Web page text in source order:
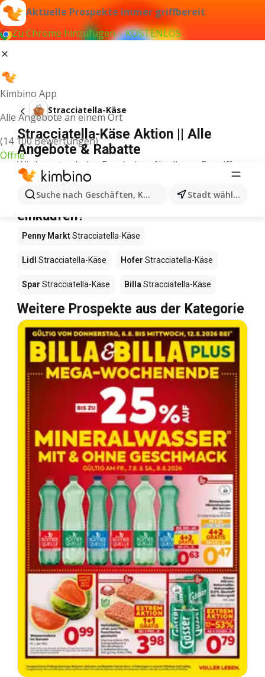
Aktuelle Prospekte immer griffbereit
Zu Chrome hinzufügen – KOSTENLOS
Kimbino App
Alle Angebote an einem Ort
(14 100 Bewertungen)
Öffne
Suche nach Geschäften, Kategorien, Produkten...
Stadt wählen
Stracciatella-Käse
Stracciatella-Käse Aktion || Alle
Angebote & Rabatte
Wir konnten keine Ergebnisse für diesen Begriff
finden.
Stracciatella-Käse im Angebot – Wo
einkaufen?
Penny MarktStracciatella-Käse
Lidl Stracciatella-Käse Hofer Stracciatella-Käse
Spar Stracciatella-Käse Billa Stracciatella-Käse
Weitere Prospekte aus der Kategorie